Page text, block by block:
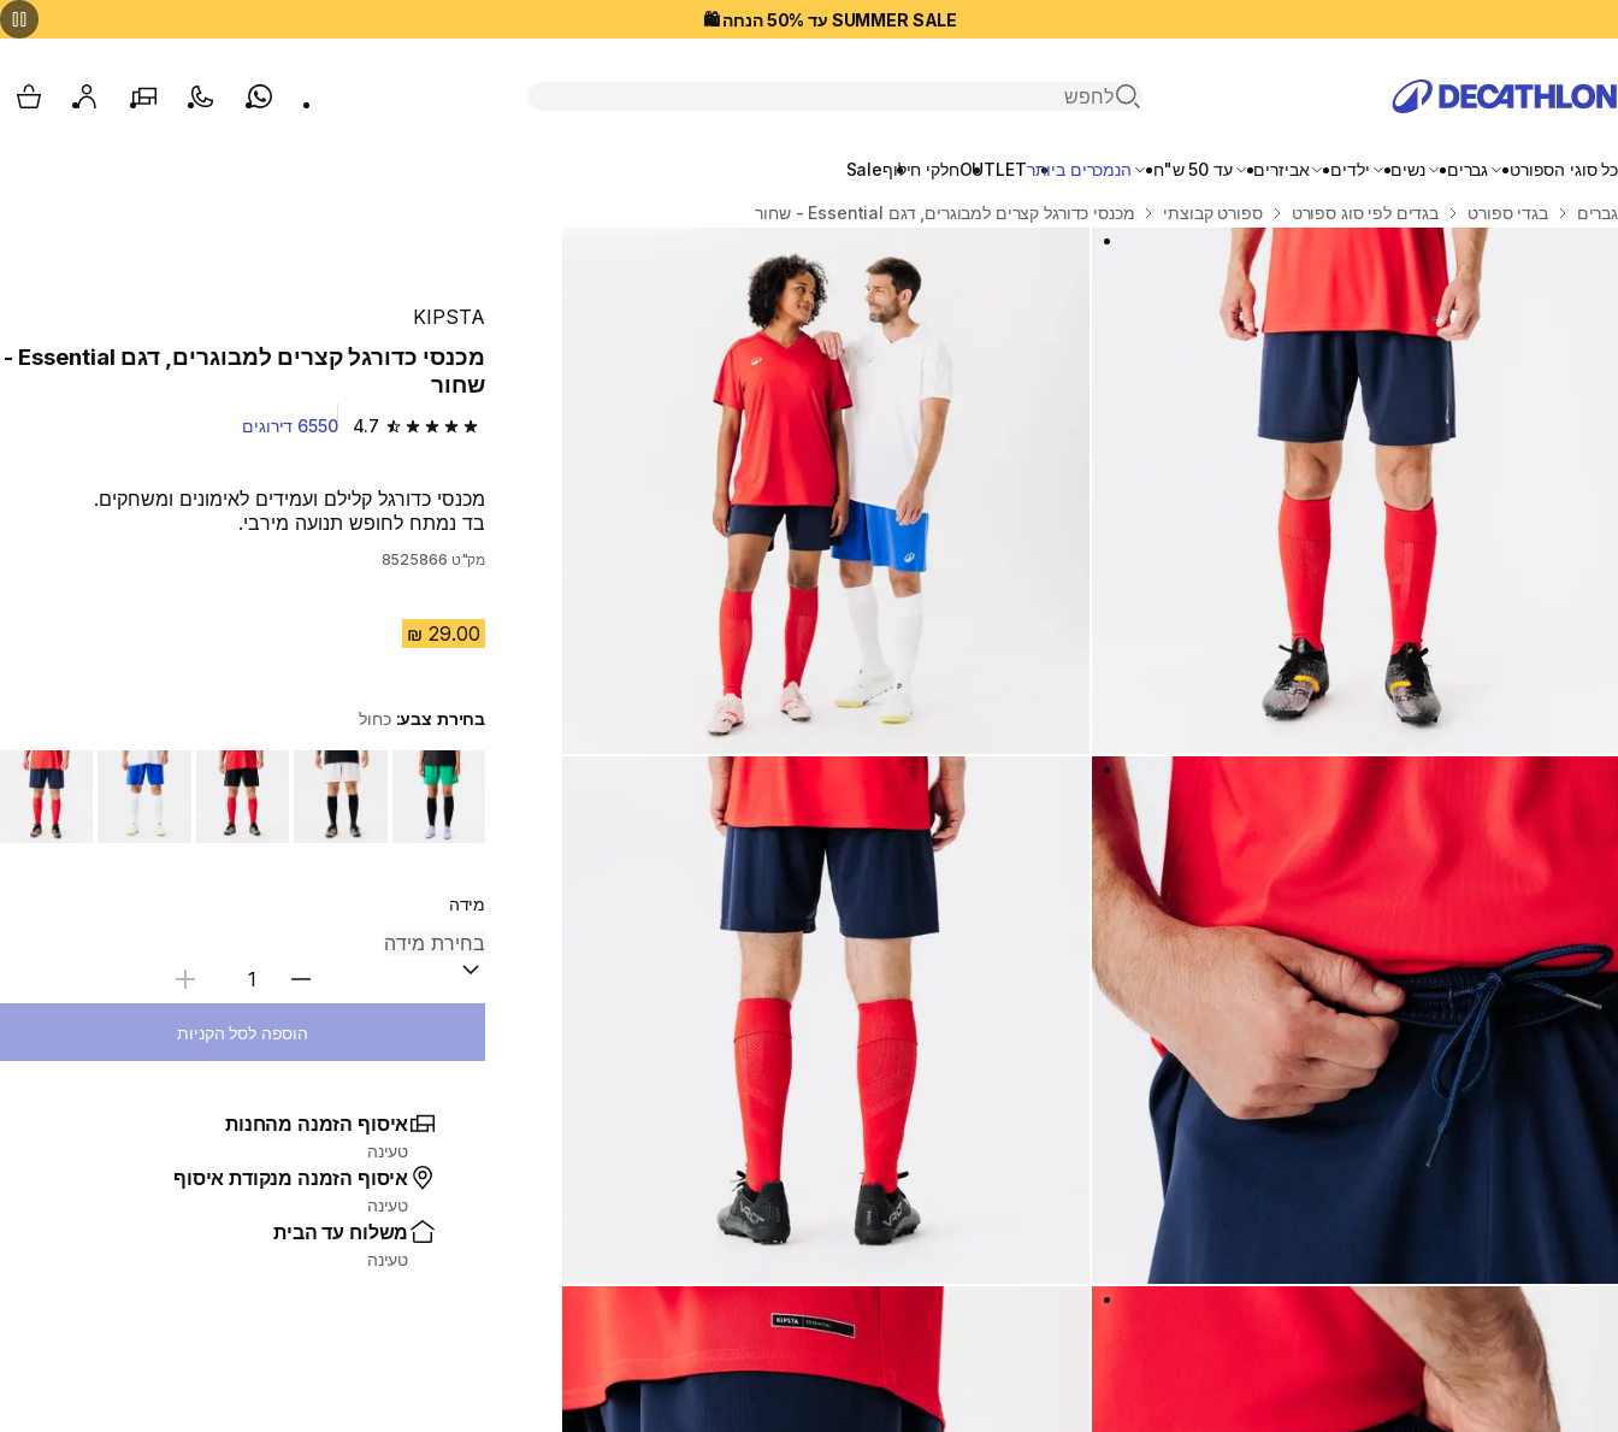
SUMMER SALE עד 50% הנחה 🛍️
פתיחת חיפוש
Whatsappצור קשרהסניפים שלנוהחשבון שלי
כל סוגי הספורט גברים נשים ילדים אביזרים עד 50 ש"ח הנמכרים ביותרOUTLETחלקי חילוףSale
בית
גברים בגדי ספורט בגדים לפי סוג ספורט ספורט קבוצתי מכנסי כדורגל קצרים למבוגרים, דגם Essential - שחור
KIPSTA
מכנסי כדורגל קצרים למבוגרים, דגם Essential -
שחור
4.7 4.7 out of 5 stars from 6550 reviews 6550 דירוגים
מכנסי כדורגל קלילם ועמידים לאימונים ומשחקים.
בד נמתח לחופש תנועה מירבי.
מק"ט 8525866
בחירת צבע:כחול
Choose a variant
מידה
בחירת כמות
הוספה לסל הקניות
איסוף הזמנה מהחנות
טעינה
איסוף הזמנה מנקודת איסוף
טעינה
משלוח עד הבית
טעינה